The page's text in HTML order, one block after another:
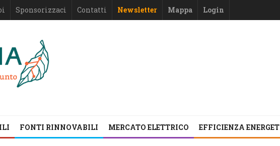
Sponsorizzaci Contatti Newsletter Mappa Login
FONTI RINNOVABILI MERCATO ELETTRICO EFFICIENZA